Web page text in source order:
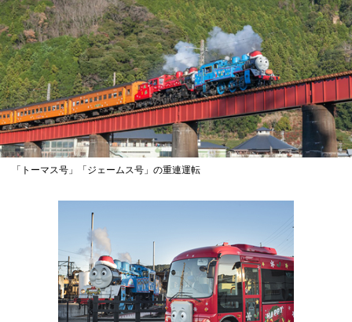
「トーマス号」「ジェームス号」の重連運転